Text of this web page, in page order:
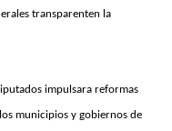
transparenten la
impulsara reformas
municipios y gobiernos de